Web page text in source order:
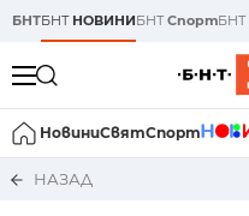
БНТБНТ НОВИНИБНТСпортБНТ
НовиниСвятСпорт
НАЗАД